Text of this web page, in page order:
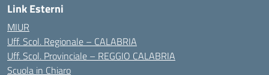
Link Esterni
MIUR
Uff. Scol. Regionale – CALABRIA
Uff. Scol. Provinciale – REGGIO CALABRIA
Scuola in Chiaro